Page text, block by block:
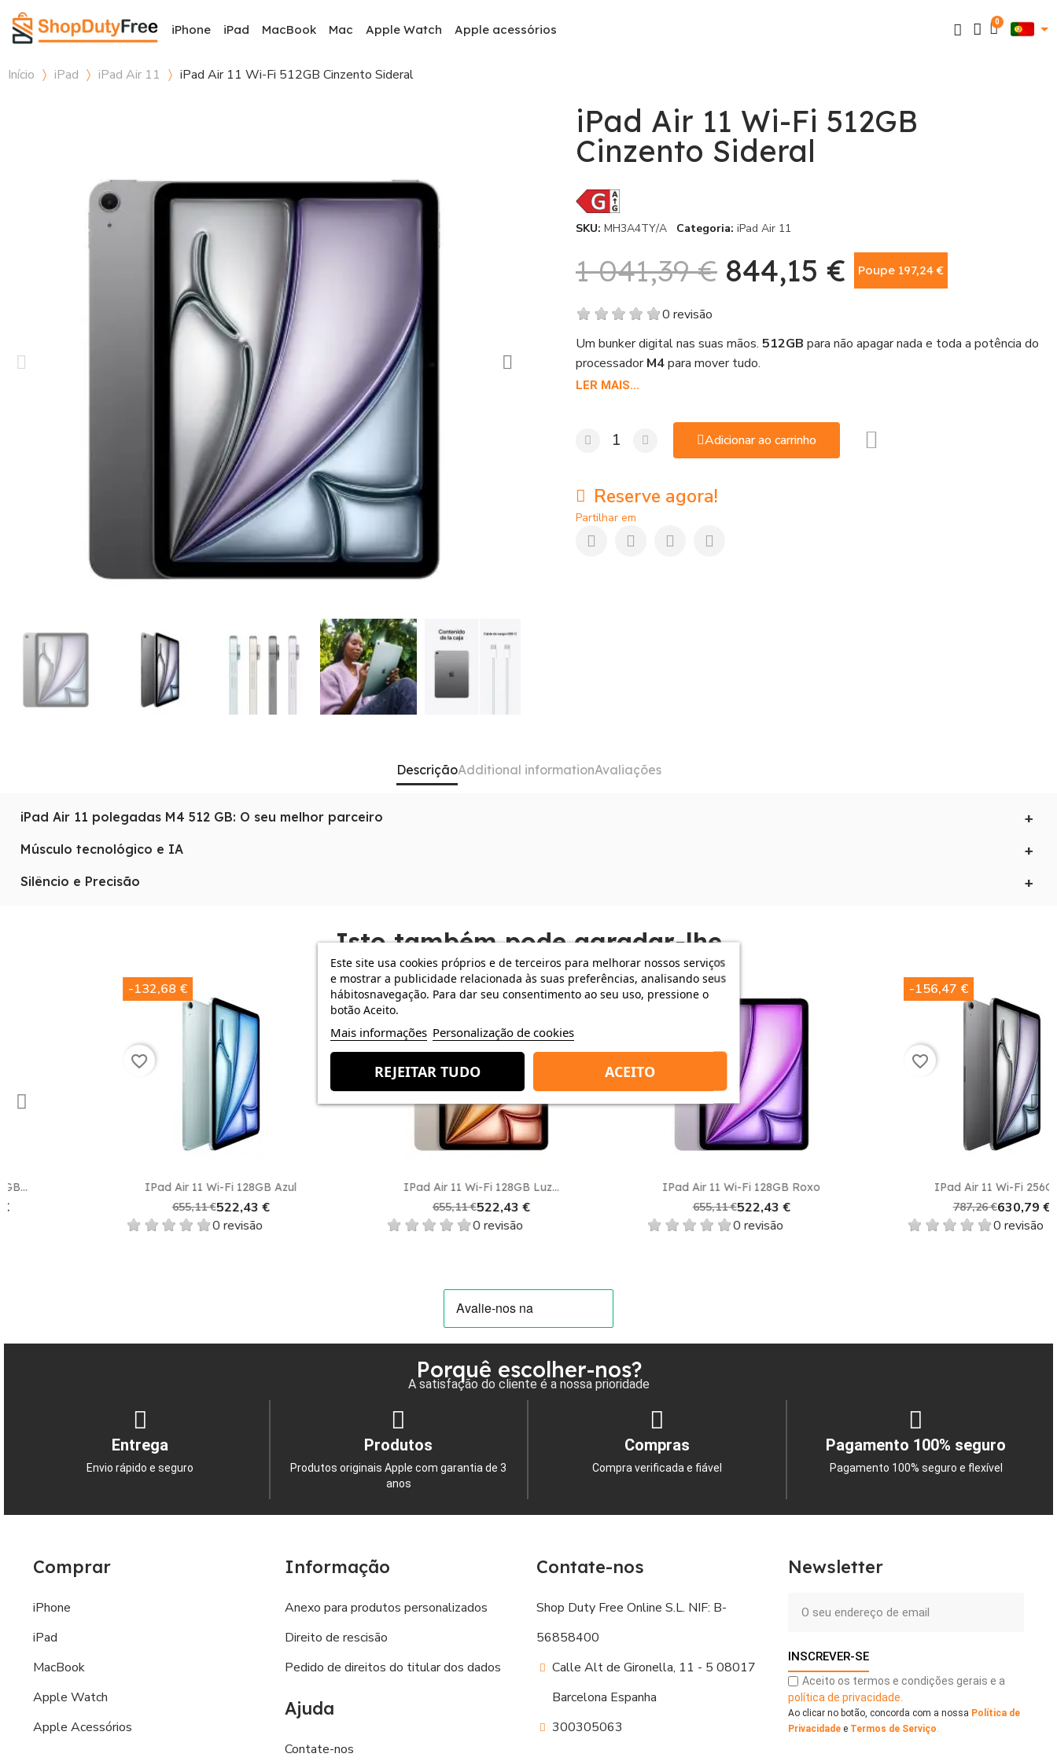
iPhone iPad MacBook Mac Apple Watch Apple acessórios
Início iPad iPad Air 11 iPad Air 11 Wi-Fi 512GB Cinzento Sideral
iPad Air 11 Wi-Fi 512GB
Cinzento Sideral
SKU MH3A4TY/A Categoria iPad Air 11
1 041,39 € 844,15 € Poupe 197,24 €
0 revisão
Um bunker digital nas suas mãos. 512GB para não apagar nada e toda a potência do
processadorM4para mover tudo.
LER MAIS...
Adicionar ao carrinho
Reserve agora!
Partilhar em
DescriçãoAdditional informationAvaliações
iPad Air 11 polegadas M4 512 GB: O seu melhor parceiro
Se o seu fluxo de trabalho diário inclui edição de fotografia profissional em RAW ou montagens de vídeo 4K, este
parceiro. Esqueça os discos externos e a dependência absoluta da nuvem; aqui tem espaço para levar o seu portefólio inteiro debaixo do braço.
Músculo tecnológico e IA
O processador M4
enquanto o ecrã de 11 polegadas lhe oferece uma nitidez que assusta.
Silêncio e Precisão
Isto também pode agradar-lhe​
Vista rápida
IPad Air 11 Wi-Fi 128GB Azul
522,43 €
0 revisão
Vista rápida
IPad Air 11 Wi-Fi 128GB Luz...
522,43 €
0 revisão
-132,68 €
Vista rápida
IPad Air 11 Wi-Fi 128GB Roxo
522,43 €
0 revisão
-132,68 €
Vista rápida
IPad Air 11 Wi-Fi 256GB...
630,79 €
0 revisão
Porquê escolher-nos?
A satisfação do cliente é a nossa prioridade
Entrega
Envio rápido e seguro
Produtos
Produtos originais Apple com garantia de 3
anos
Compras
Compra verificada e fiável
Pagamento 100% seguro
Pagamento 100% seguro e flexível
Este site usa cookies próprios e de terceiros para melhorar nossos serviços
e mostrar a publicidade relacionada às suas preferências, analisando seus
hábitosnavegação. Para dar seu consentimento ao seu uso, pressione o
botão Aceito.
Mais informações Personalização de cookies
REJEITAR TUDO ACEITO
Comprar
iPhone
iPad
MacBook
Apple Watch
Apple Acessórios
Informação
Anexo para produtos personalizados
Direito de rescisão
Pedido de direitos do titular dos dados
Ajuda
Contate-nos
Contate-nos
Shop Duty Free Online S.L. NIF: B-
56858400
Calle Alt de Gironella, 11 - 5 08017
Barcelona Espanha
300305063
Newsletter
INSCREVER-SE
Aceito os termos e condições gerais e a
política de privacidade.
Ao clicar no botão, concorda com a nossa Política de
Privacidade e Termos de Serviço.